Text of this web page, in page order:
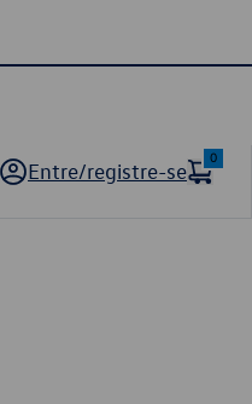
Entre/registre-se
0